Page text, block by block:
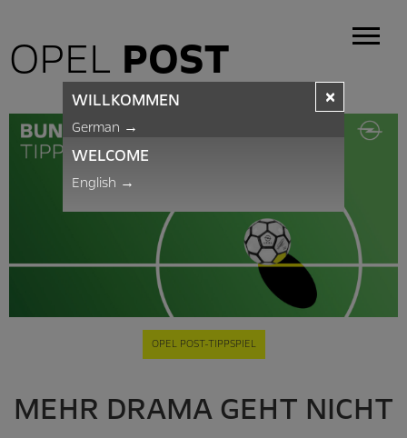
OPEL POST
OPEL POST-TIPPSPIEL
MEHR DRAMA GEHT NICHT
×
WILLKOMMEN
German →
WELCOME
English →